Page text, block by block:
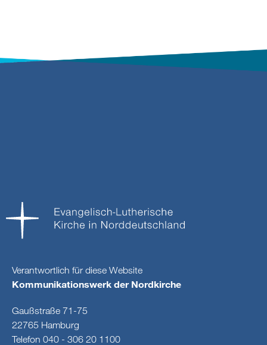
Verantwortlich für diese Website
Kommunikationswerk der Nordkirche
Gaußstraße 71-75
22765 Hamburg
Telefon 040 - 306 20 1100